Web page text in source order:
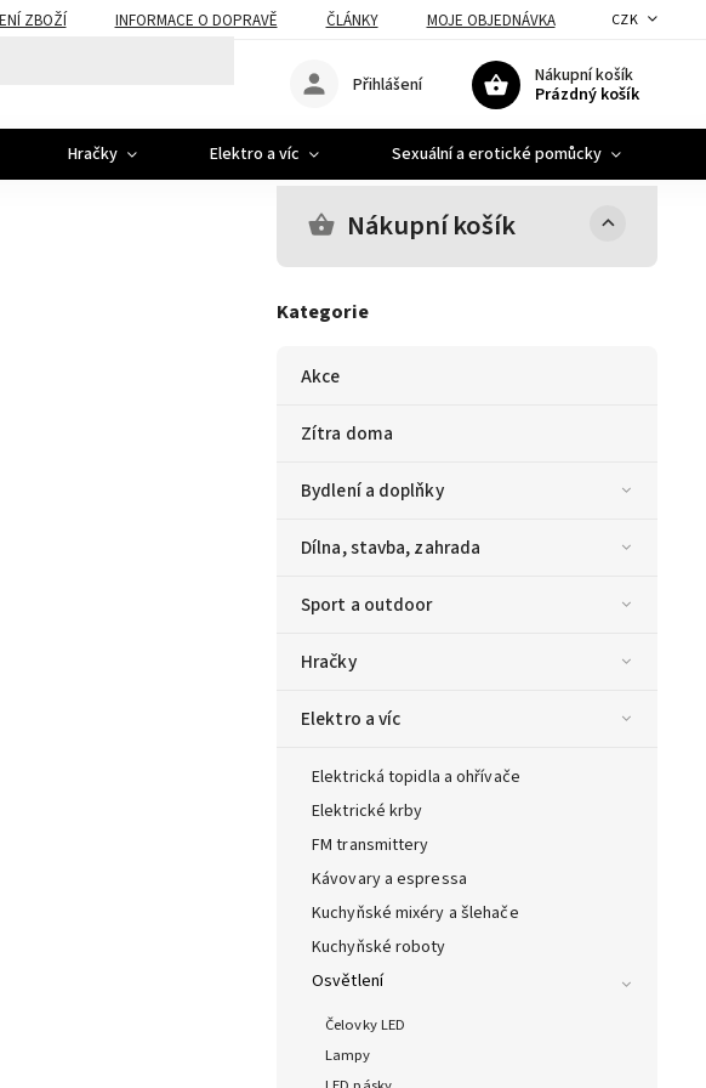
ZBOŽÍ INFORMACE O DOPRAVĚ ČLÁNKY MOJE OBJEDNÁVKA CZK
Nákupní košík
Prázdný košík
Přihlášení
Hračky Elektro a víc Sexuální a erotické pomůcky
Nákupní košík
Kategorie
Akce
Zítra doma
Bydlení a doplňky
Dílna, stavba, zahrada
Sport a outdoor
Hračky
Elektro a víc
Elektrická topidla a ohřívače
Elektrické krby
FM transmittery
Kávovary a espressa
Kuchyňské mixéry a šlehače
Kuchyňské roboty
Osvětlení
Čelovky LED
Lampy